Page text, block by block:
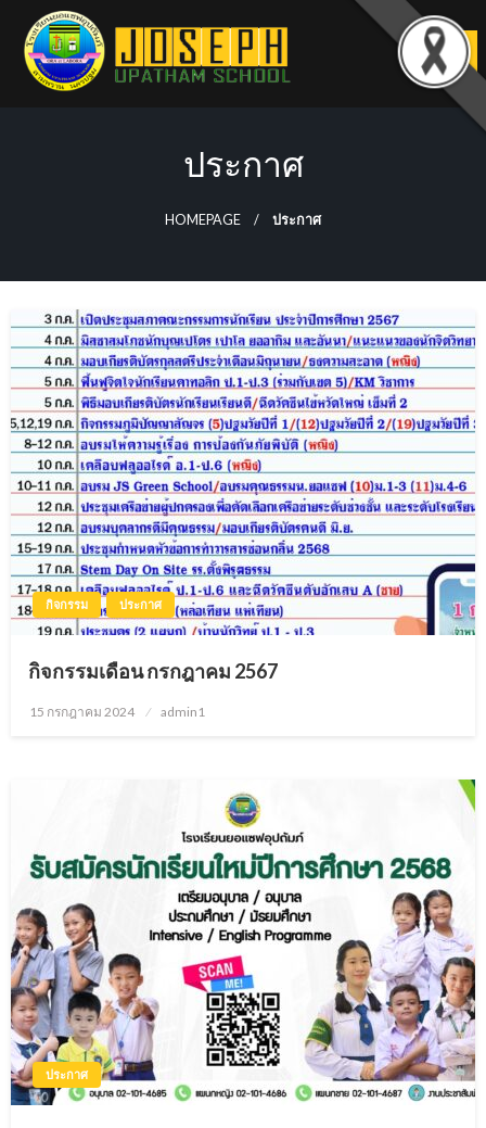
content
ประกาศ
HOMEPAGE ประกาศ
กิจกรรม ประกาศ
กิจกรรมเดือน กรกฎาคม 2567
Posted
15 กรกฎาคม 2024 admin1
ประกาศ